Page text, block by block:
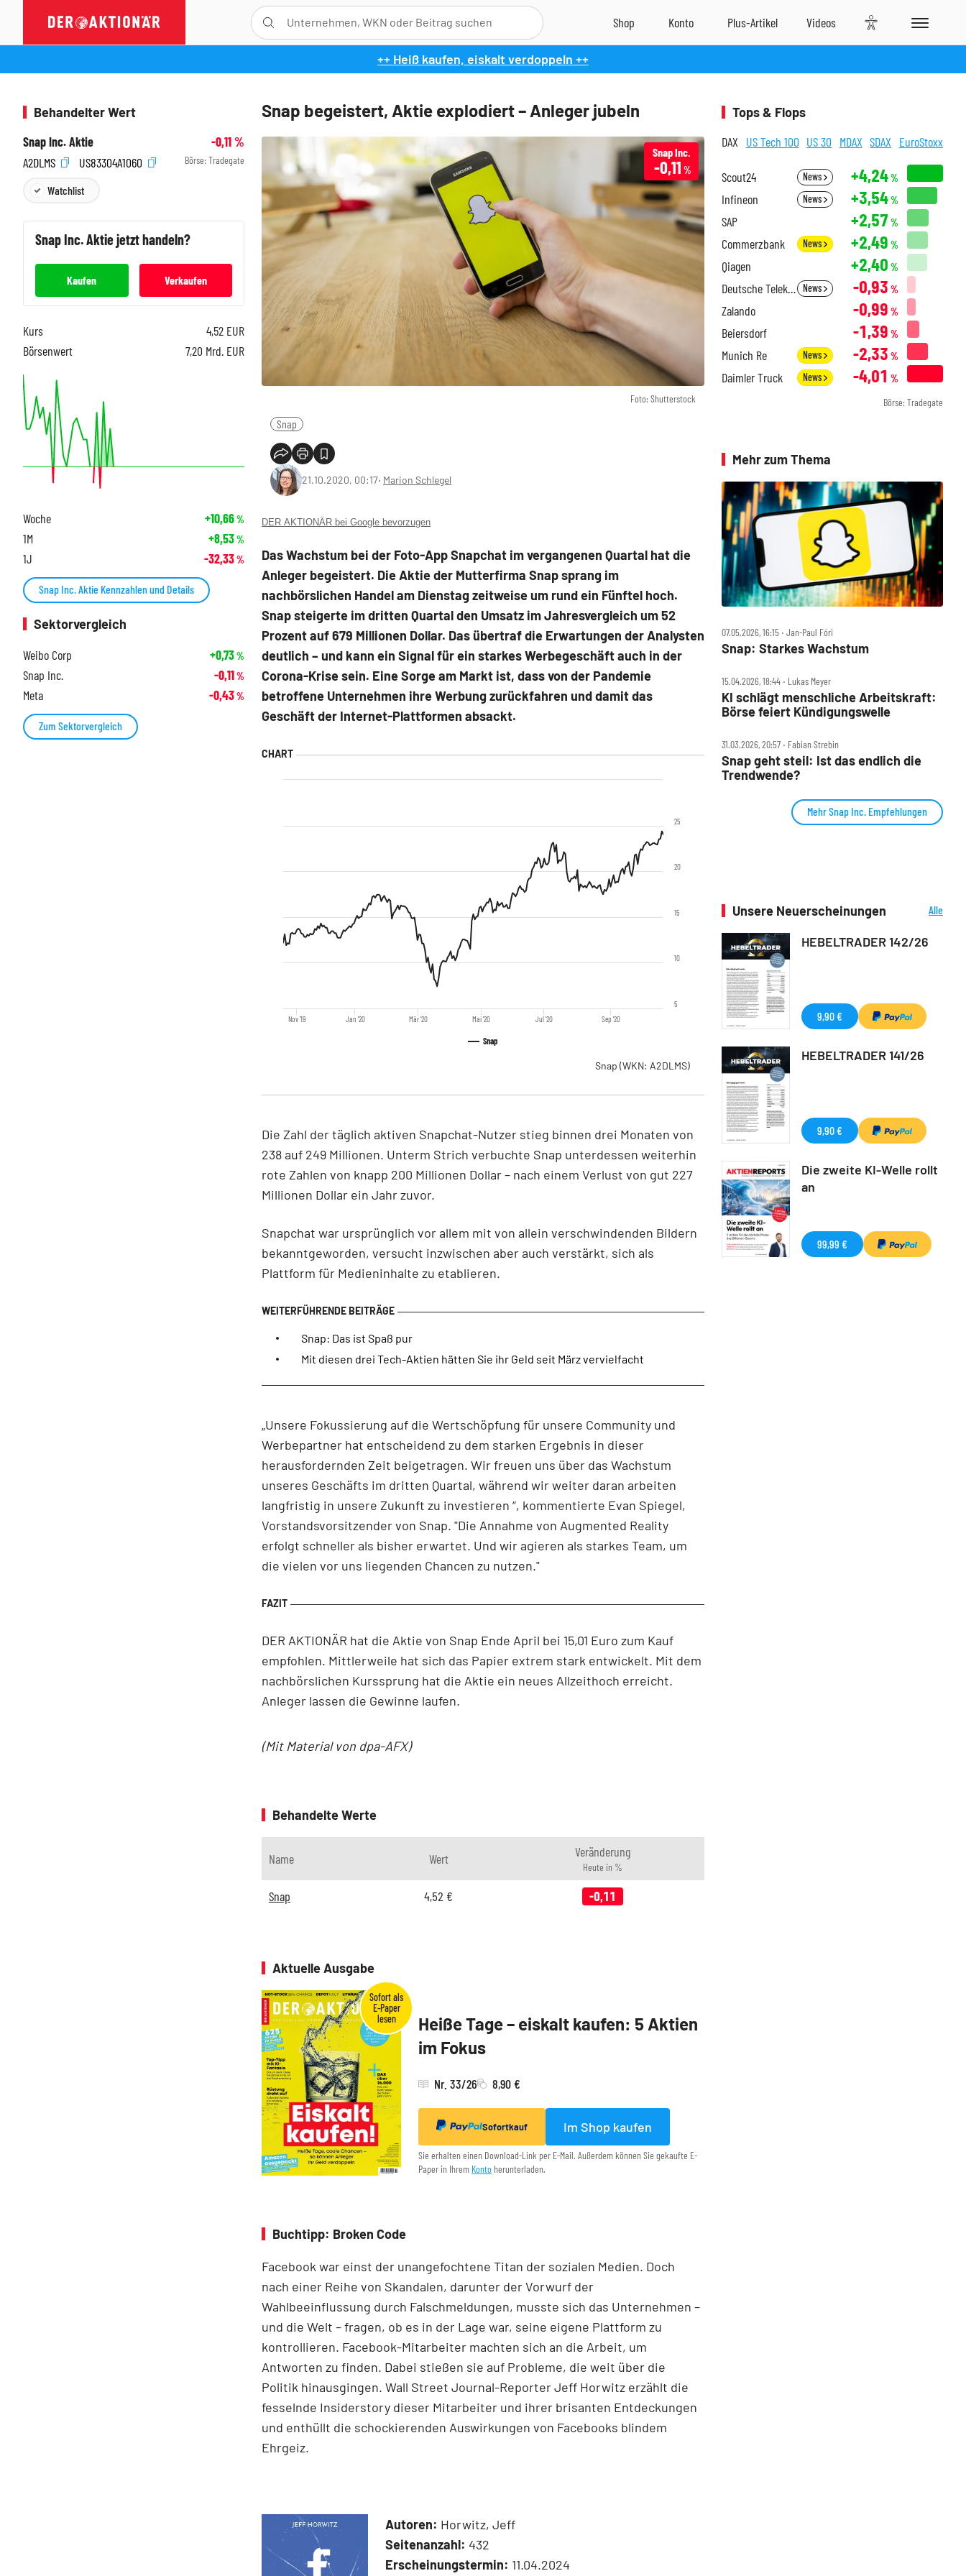
++ Heiß kaufen, eiskalt verdoppeln ++
Snap begeistert, Aktie explodiert – Anleger jubeln
Foto: Shutterstock
Snap Inc.
-0,11 %
Snap
21.10.2020, 00:17‧ Marion Schlegel
DER AKTIONÄR bei Google bevorzugen
Das Wachstum bei der Foto-App Snapchat im vergangenen Quartal hat die
Anleger begeistert. Die Aktie der Mutterfirma Snap sprang im
nachbörslichen Handel am Dienstag zeitweise um rund ein Fünftel hoch.
Snap steigerte im dritten Quartal den Umsatz im Jahresvergleich um 52
Prozent auf 679 Millionen Dollar. Das übertraf die Erwartungen der Analysten
deutlich – und kann ein Signal für ein starkes Werbegeschäft auch in der
Corona-Krise sein. Eine Sorge am Markt ist, dass von der Pandemie
betroffene Unternehmen ihre Werbung zurückfahren und damit das
Geschäft der Internet-Plattformen absackt.
Snap
Nov '19 Jan '20 Mär '20 Mai '20 Jul '20 Sep '20
5
10
15
20
25
Snap (WKN: A2DLMS)
Die Zahl der täglich aktiven Snapchat-Nutzer stieg binnen drei Monaten von
238 auf 249 Millionen. Unterm Strich verbuchte Snap unterdessen weiterhin
rote Zahlen von knapp 200 Millionen Dollar – nach einem Verlust von gut 227
Millionen Dollar ein Jahr zuvor.
Snapchat war ursprünglich vor allem mit von allein verschwindenden Bildern
bekanntgeworden, versucht inzwischen aber auch verstärkt, sich als
Plattform für Medieninhalte zu etablieren.
Snap: Das ist Spaß pur
Mit diesen drei Tech-Aktien hätten Sie ihr Geld seit März vervielfacht
„Unsere Fokussierung auf die Wertschöpfung für unsere Community und
Werbepartner hat entscheidend zu dem starken Ergebnis in dieser
herausfordernden Zeit beigetragen. Wir freuen uns über das Wachstum
unseres Geschäfts im dritten Quartal, während wir weiter daran arbeiten
langfristig in unsere Zukunft zu investieren “, kommentierte Evan Spiegel,
Vorstandsvorsitzender von Snap. "Die Annahme von Augmented Reality
erfolgt schneller als bisher erwartet. Und wir agieren als starkes Team, um
die vielen vor uns liegenden Chancen zu nutzen."
DER AKTIONÄR hat die Aktie von Snap Ende April bei 15,01 Euro zum Kauf
empfohlen. Mittlerweile hat sich das Papier extrem stark entwickelt. Mit dem
nachbörslichen Kurssprung hat die Aktie ein neues Allzeithoch erreicht.
Anleger lassen die Gewinne laufen.
(Mit Material von dpa-AFX)
Behandelte Werte
Name Wert Veränderung
Heute in %
Snap 4,52 € -0,11
Aktuelle Ausgabe
Heiße Tage – eiskalt kaufen: 5 Aktien
im Fokus
Nr. 33/26 8,90 €
Sofortkauf Im Shop kaufen
Sie erhalten einen Download-Link per E-Mail. Außerdem können Sie gekaufte E-
Paper in Ihrem Konto herunterladen.
Buchtipp: Broken Code
Facebook war einst der unangefochtene Titan der sozialen Medien. Doch
nach einer Reihe von Skandalen, darunter der Vorwurf der
Wahlbeeinflussung durch Falschmeldungen, musste sich das Unternehmen –
und die Welt – fragen, ob es in der Lage war, seine eigene Plattform zu
kontrollieren. Facebook-Mitarbeiter machten sich an die Arbeit, um
Antworten zu finden. Dabei stießen sie auf Probleme, die weit über die
Politik hinausgingen. Wall Street Journal-­Reporter Jeff Horwitz erzählt die
fesselnde Insiderstory dieser Mitarbeiter und ihrer brisanten Entdeckungen
und enthüllt die schockierenden Auswirkungen von Facebooks blindem
Ehrgeiz.
Autoren: Horwitz, Jeff
Seitenanzahl: 432
Erscheinungstermin: 11.04.2024
Behandelter Wert
Snap Inc. Aktie
-0,11%
A2DLMS
US83304A1060 Börse: Tradegate
Watchlist
Snap Inc.Aktie jetzt handeln?
Kaufen Verkaufen
Kurs 4,52 EUR
Börsenwert
7,20 Mrd. EUR
Woche +10,66%
1M +8,53%
1J -32,33%
Snap Inc. Aktie Kennzahlen und Details
Sektorvergleich
Weibo Corp
+0,73%
Snap Inc. -0,11%
Meta -0,43%
Zum Sektorvergleich
Tops & Flops
DAX US Tech 100 US 30 MDAX SDAX EuroStoxx
Scout24 News +4,24%
Infineon News +3,54%
SAP +2,57 %
Commerzbank News +2,49 %
Qiagen +2,40 %
Deutsche Telekom News -0,93 %
Zalando -0,99 %
Beiersdorf -1,39 %
Munich Re News -2,33 %
Daimler Truck News -4,01 %
Börse: Tradegate
Mehr zum Thema
07.05.2026, 16:15 ‧ Jan-Paul Fóri
Snap: Starkes Wachstum
15.04.2026, 18:44 ‧ Lukas Meyer
KI schlägt menschliche Arbeitskraft:
Börse feiert Kündigungswelle
31.03.2026, 20:57 ‧ Fabian Strebin
Snap geht steil: Ist das endlich die
Trendwende?
Mehr Snap Inc. Empfehlungen
Unsere Neuerscheinungen
Alle
HEBELTRADER 142/26
9,90 €
HEBELTRADER 141/26
9,90 €
Die zweite KI-Welle rollt
an
99,99 €